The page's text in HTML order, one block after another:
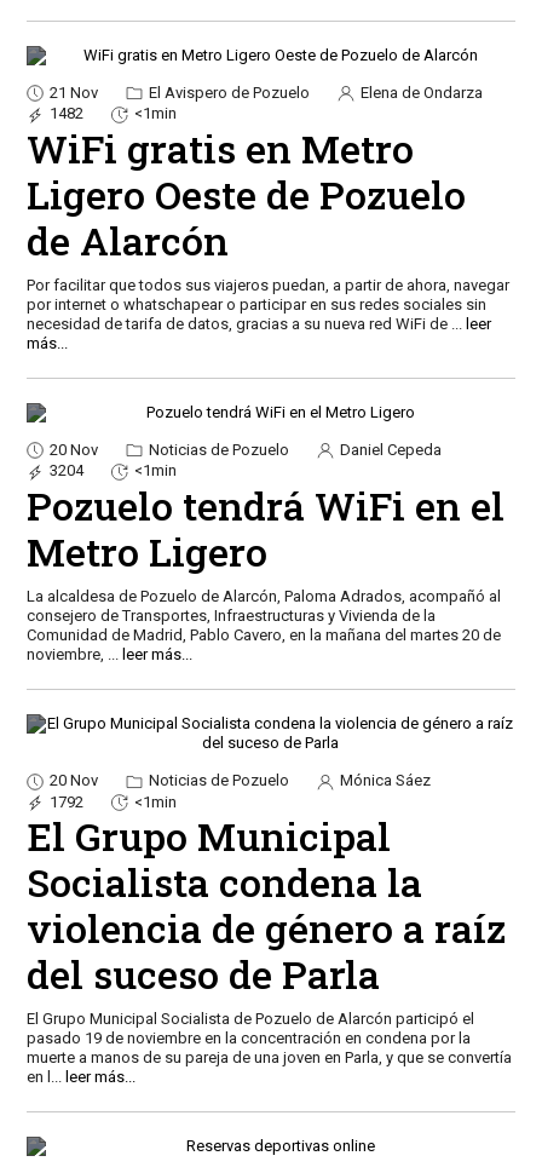
21 Nov El Avispero de Pozuelo
Elena de Ondarza
1482
<1min
WiFi gratis en Metro
Ligero Oeste de Pozuelo
de Alarcón
Por facilitar que todos sus viajeros puedan, a partir de ahora, navegar
por internet o whatschapear o participar en sus redes sociales sin
necesidad de tarifa de datos, gracias a su nueva red WiFi de
leer
más...
20 Nov Noticias de Pozuelo
Daniel Cepeda
3204
<1min
Pozuelo tendrá WiFi en el
Metro Ligero
La alcaldesa de Pozuelo de Alarcón, Paloma Adrados, acompañó al
consejero de Transportes, Infraestructuras y Vivienda de la
Comunidad de Madrid, Pablo Cavero, en la mañana del martes 20 de
noviembre, ... leer más...
20 Nov Noticias de Pozuelo
Mónica Sáez
1792
<1min
El Grupo Municipal
Socialista condena la
violencia de género a raíz
del suceso de Parla
El Grupo Municipal Socialista de Pozuelo de Alarcón participó el
pasado 19 de noviembre en la concentración en condena por la
muerte a manos de su pareja de una joven en Parla, y que se convertía
en l ... leer más...